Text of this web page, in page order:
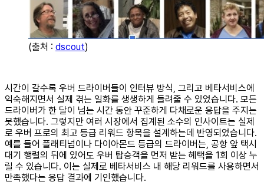
(출처 : dscout)
시간이 갈수록 우버 드라이버들이 인터뷰 방식, 그리고 베타서비스에
익숙해지면서 실제 겪는 일화를 생생하게 들려줄 수 있었습니다. 모든
드라이버가 한 달이 넘는 시간 동안 꾸준하게 다채로운 응답을 주지는
못했습니다. 그렇지만 여러 시장에서 집계된 소수의 인사이트는 실제
로 우버 프로의 최고 등급 리워드 항목을 설계하는데 반영되었습니다.
예를 들어 플래티넘이나 다이아몬드 등급의 드라이버는, 공항 앞 택시
대기 행렬의 뒤에 있어도 우버 탑승객을 먼저 받는 혜택을 1회 이상 누
릴 수 있습니다. 이는 실제로 베타서비스 내 해당 리워드를 사용하면서
만족했다는 응답 결과에 기인했습니다.